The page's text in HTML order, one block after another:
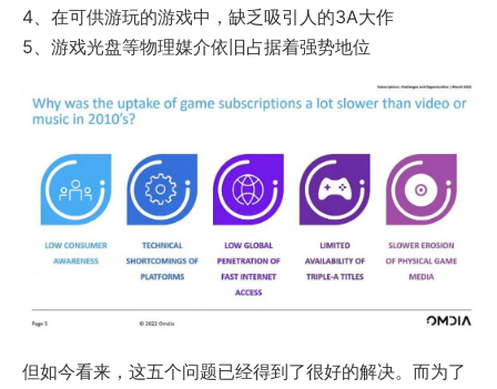
4、在可供游玩的游戏中，缺乏吸引人的3A大作
5、游戏光盘等物理媒介依旧占据着强势地位
但如今看来，这五个问题已经得到了很好的解决。而为了